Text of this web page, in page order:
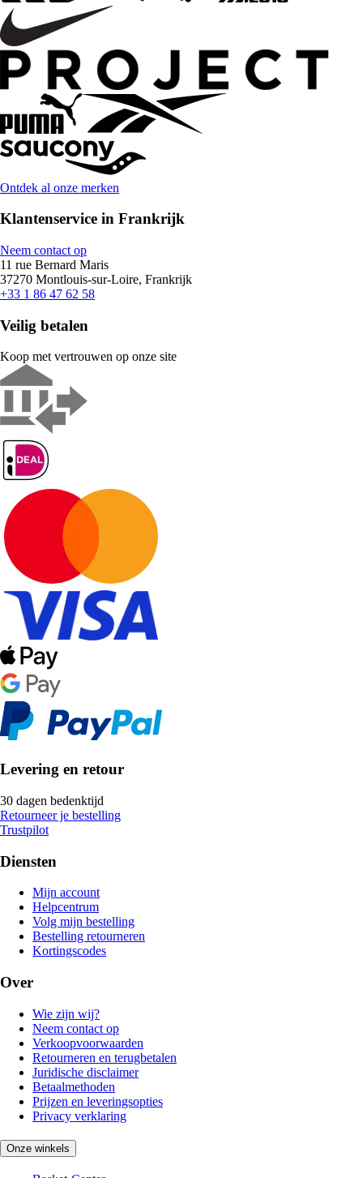
Ontdek al onze merken
Klantenservice in Frankrijk
Neem contact op
11 rue Bernard Maris
37270 Montlouis-sur-Loire, Frankrijk
+33 1 86 47 62 58
Veilig betalen
Koop met vertrouwen op onze site
Levering en retour
30 dagen bedenktijd
Retourneer je bestelling
Trustpilot
Diensten
Mijn account
Helpcentrum
Volg mijn bestelling
Bestelling retourneren
Kortingscodes
Over
Wie zijn wij?
Neem contact op
Verkoopvoorwaarden
Retourneren en terugbetalen
Juridische disclaimer
Betaalmethoden
Prijzen en leveringsopties
Privacy verklaring
Onze winkels